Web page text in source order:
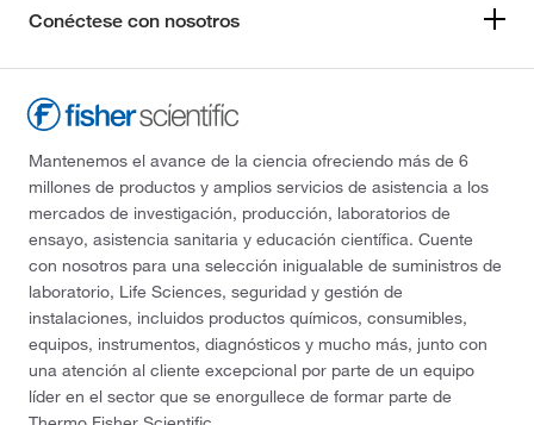
Conéctese con nosotros
Mantenemos el avance de la ciencia ofreciendo más de 6
millones de productos y amplios servicios de asistencia a los
mercados de investigación, producción, laboratorios de
ensayo, asistencia sanitaria y educación científica. Cuente
con nosotros para una selección inigualable de suministros de
laboratorio, Life Sciences, seguridad y gestión de
instalaciones, incluidos productos químicos, consumibles,
equipos, instrumentos, diagnósticos y mucho más, junto con
una atención al cliente excepcional por parte de un equipo
líder en el sector que se enorgullece de formar parte de